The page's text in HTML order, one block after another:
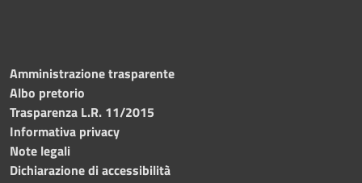
Amministrazione trasparente
Albo pretorio
Trasparenza L.R. 11/2015
Informativa privacy
Note legali
Dichiarazione di accessibilità